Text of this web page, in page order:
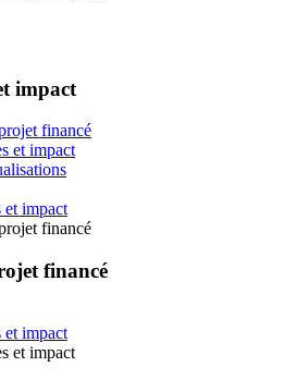
impact
financé
et impact
et impact
financé
financé
et impact
et impact